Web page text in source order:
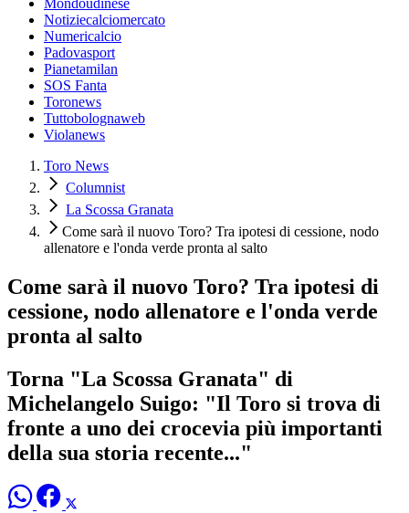
Mondoudinese
Notiziecalciomercato
Numericalcio
Padovasport
Pianetamilan
SOS Fanta
Toronews
Tuttobolognaweb
Violanews
Toro News
Columnist
La Scossa Granata
​Come sarà il nuovo Toro? Tra ipotesi di cessione, nodo
allenatore e l'onda verde pronta al salto
​Come sarà il nuovo Toro? Tra ipotesi di
cessione, nodo allenatore e l'onda verde
pronta al salto
Torna "La Scossa Granata" di
Michelangelo Suigo: "Il Toro si trova di
fronte a uno dei crocevia più importanti
della sua storia recente..."